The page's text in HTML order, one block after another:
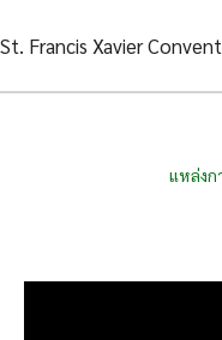
to
St. Francis Xavier Convent
แหล่งก